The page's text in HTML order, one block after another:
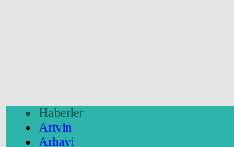
Haberler
Artvin
Arhavi